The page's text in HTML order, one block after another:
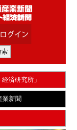
済研究所」
業新聞